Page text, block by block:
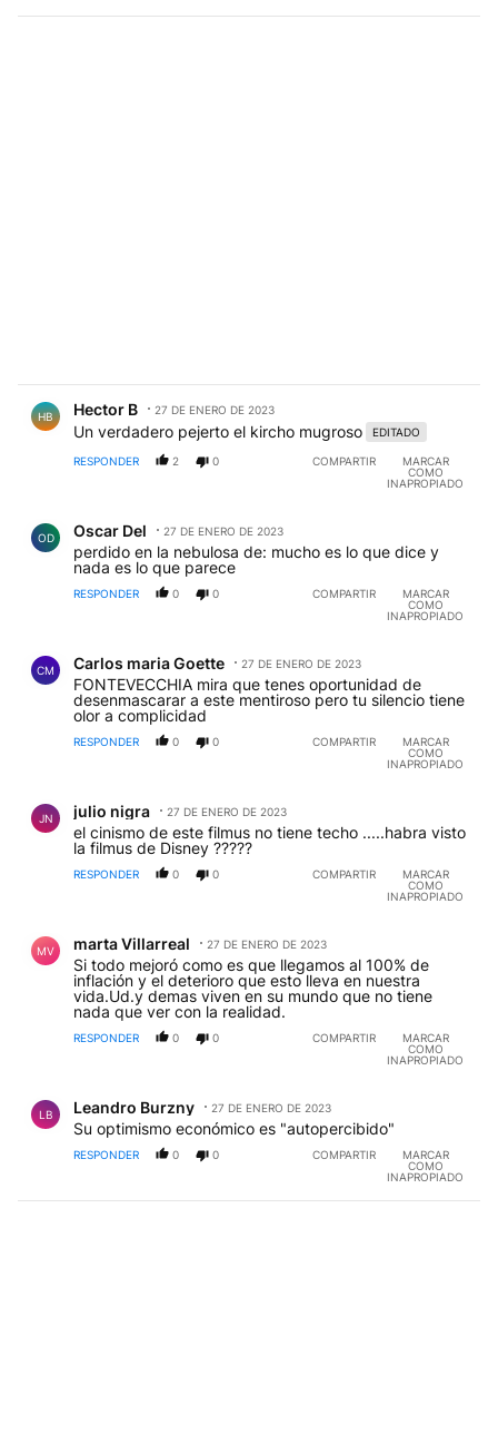
POBLACIONAL. TENIENDO EN CUENTA UNA
HB Hector B 27 DE ENERO DE 2023
Un verdadero pejerto el kircho mugroso EDITADO
RESPONDER 2 0 COMPARTIR
MARCAR
COMO
INAPROPIADO
OD Oscar Del 27 DE ENERO DE 2023
perdido en la nebulosa de: mucho es lo que dice y
nada es lo que parece
RESPONDER 0 0 COMPARTIR
MARCAR
COMO
INAPROPIADO
CM Carlos maria Goette 27 DE ENERO DE 2023
FONTEVECCHIA mira que tenes oportunidad de
desenmascarar a este mentiroso pero tu silencio tiene
olor a complicidad
RESPONDER 0 0 COMPARTIR
MARCAR
COMO
INAPROPIADO
JN julio nigra 27 DE ENERO DE 2023
el cinismo de este filmus no tiene techo .....habra visto
la filmus de Disney ?????
RESPONDER 0 0 COMPARTIR
MARCAR
COMO
INAPROPIADO
MV marta Villarreal 27 DE ENERO DE 2023
Si todo mejoró como es que llegamos al 100% de
inflación y el deterioro que esto lleva en nuestra
vida.Ud.y demas viven en su mundo que no tiene
nada que ver con la realidad.
RESPONDER 0 0 COMPARTIR
MARCAR
COMO
INAPROPIADO
LB Leandro Burzny 27 DE ENERO DE 2023
Su optimismo económico es "autopercibido"
RESPONDER 0 0 COMPARTIR
MARCAR
COMO
INAPROPIADO